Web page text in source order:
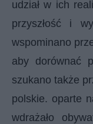
udział w ich
przyszłość i
wspominano
aby dorównać
szukano także
polskie. oparte
wdrażało